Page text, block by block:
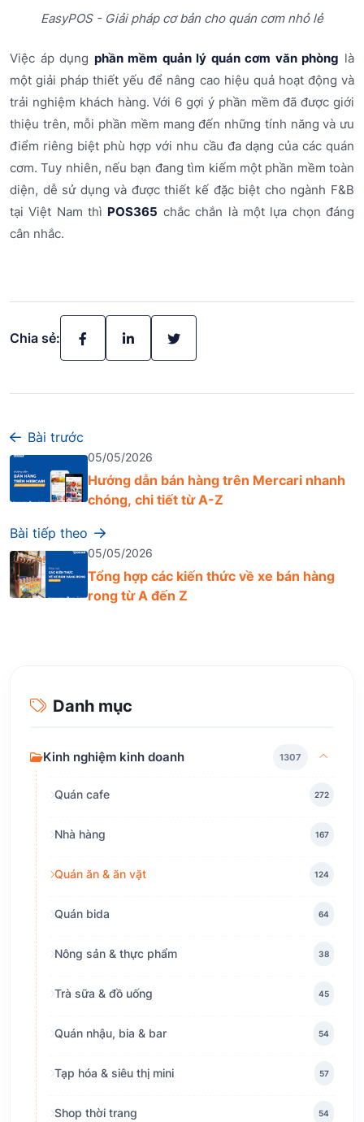
EasyPOS - Giải pháp cơ bản cho quán cơm nhỏ lẻ
Việc áp dụng phần mềm quản lý quán cơm văn phòng là
một giải pháp thiết yếu để nâng cao hiệu quả hoạt động và
trải nghiệm khách hàng. Với 6 gợi ý phần mềm đã được giới
thiệu trên, mỗi phần mềm mang đến những tính năng và ưu
điểm riêng biệt phù hợp với nhu cầu đa dạng của các quán
cơm. Tuy nhiên, nếu bạn đang tìm kiếm một phần mềm toàn
diện, dễ sử dụng và được thiết kế đặc biệt cho ngành F&B
tại Việt Nam thì POS365 chắc chắn là một lựa chọn đáng
cân nhắc.
Chia sẻ:
Bài trước
05/05/2026
Hướng dẫn bán hàng trên Mercari nhanh
chóng, chi tiết từ A-Z
Bài tiếp theo
05/05/2026
Tổng hợp các kiến thức về xe bán hàng
rong từ A đến Z
Danh mục
Kinh nghiệm kinh doanh 1307
Quán cafe 272
Nhà hàng 167
Quán ăn & ăn vặt 124
Quán bida 64
Nông sản & thực phẩm 38
Trà sữa & đồ uống 45
Quán nhậu, bia & bar 54
Tạp hóa & siêu thị mini 57
Shop thời trang 54